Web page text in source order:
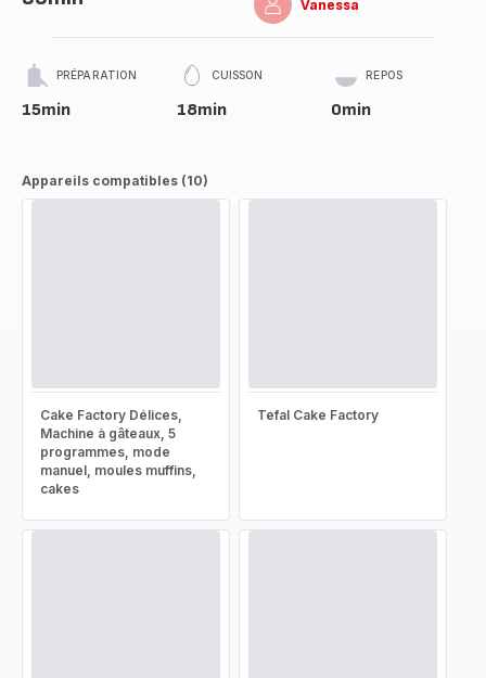
Vanessa
PRÉPARATION
15min
CUISSON
18min
REPOS
0min
Appareils compatibles (10)
Cake Factory Délices,
Machine à gâteaux, 5
programmes, mode
manuel, moules muffins,
cakes
Tefal Cake Factory